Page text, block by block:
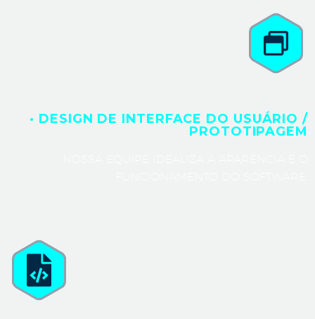
· DESIGN DE INTERFACE DO USUÁRIO /
PROTOTIPAGEM